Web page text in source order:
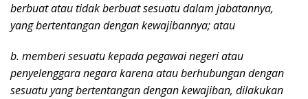
berbuat atau tidak berbuat sesuatu dalam jabatannya,
yang bertentangan dengan kewajibannya; atau
b. memberi sesuatu kepada pegawai negeri atau
penyelenggara negara karena atau berhubungan dengan
sesuatu yang bertentangan dengan kewajiban, dilakukan